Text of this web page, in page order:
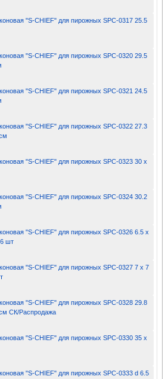
"S-CHIEF" для пирожных SPC-0317 25.5
"S-CHIEF" для пирожных SPC-0320 29.5
"S-CHIEF" для пирожных SPC-0321 24.5
"S-CHIEF" для пирожных SPC-0322 27.3
"S-CHIEF" для пирожных SPC-0323 30 x
"S-CHIEF" для пирожных SPC-0324 30.2
"S-CHIEF" для пирожных SPC-0326 6.5 x
шт
"S-CHIEF" для пирожных SPC-0327 7 x 7
"S-CHIEF" для пирожных SPC-0328 29.8
СК/Распродажа
"S-CHIEF" для пирожных SPC-0330 35 x
"S-CHIEF" для пирожных SPC-0333 d 6.5